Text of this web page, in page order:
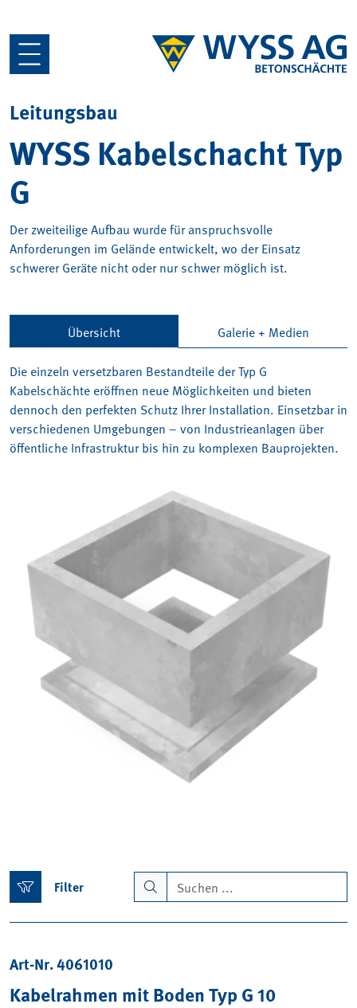
Leitungsbau
WYSS Kabelschacht Typ
G
Der zweiteilige Aufbau wurde für anspruchsvolle
Anforderungen im Gelände entwickelt, wo der Einsatz
schwerer Geräte nicht oder nur schwer möglich ist.
Übersicht Galerie + Medien
Die einzeln versetzbaren Bestandteile der Typ G
Kabelschächte eröffnen neue Möglichkeiten und bieten
dennoch den perfekten Schutz Ihrer Installation. Einsetzbar in
verschiedenen Umgebungen – von Industrieanlagen über
öffentliche Infrastruktur bis hin zu komplexen Bauprojekten.
Filter
Art-Nr. 4061010
Kabelrahmen mit Boden Typ G 10